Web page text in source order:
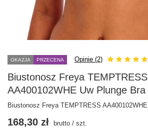
OKAZJA PRZECENA Opinie (2)
Biustonosz Freya TEMPTRESS
AA400102WHE Uw Plunge
Biustonosz Freya TEMPTRESS
168,30 zł brutto / szt.